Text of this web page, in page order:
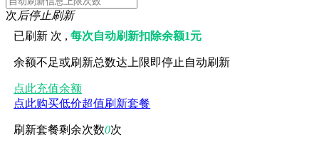
次后停止刷新
已刷新 次 ,每次自动刷新扣除余额1元
余额不足或刷新总数达上限即停止自动刷新
点此充值余额
点此购买低价超值刷新套餐
刷新套餐剩余次数0次